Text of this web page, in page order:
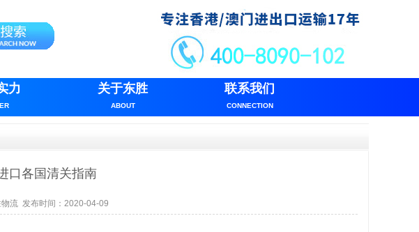
力 关于东胜
ABOUT
联系我们
CONNECTION
口各国清关指南
流 发布时间：2020-04-09